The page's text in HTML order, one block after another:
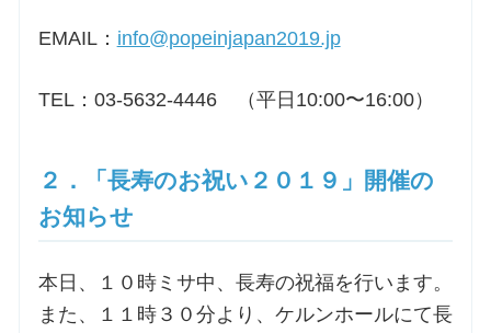
EMAIL： info@popeinjapan2019.jp
TEL：03-5632-4446 （平日10:00〜16:00）
２．「長寿のお祝い２０１９」開催の
お知らせ
本日、１０時ミサ中、長寿の祝福を行います。
また、１１時３０分より、ケルンホールにて長